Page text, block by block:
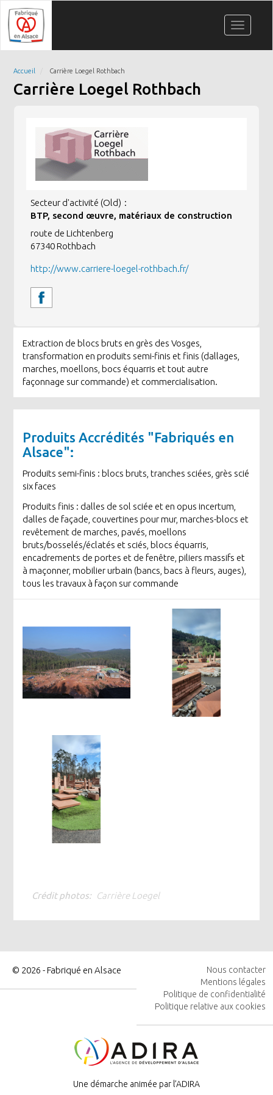
Aller
au
contenu
principal
Toggle
Accueil Carrière Loegel Rothbach
Carrière Loegel Rothbach
Secteur d'activité (Old)
BTP, second œuvre, matériaux de construction
route de Lichtenberg
67340Rothbach
http://www.carriere-loegel-rothbach.fr/
Extraction de blocs bruts en grès des Vosges,
transformation en produits semi-finis et finis (dallages,
marches, moellons, bocs équarris et tout autre
façonnage sur commande) et commercialisation.
Produits Accrédités "Fabriqués en
Alsace":
Produits semi-finis : blocs bruts, tranches sciées, grès scié
six faces
Produits finis : dalles de sol sciée et en opus incertum,
dalles de façade, couvertines pour mur, marches-blocs et
revêtement de marches, pavés, moellons
bruts/bosselés/éclatés et sciés, blocs équarris,
encadrements de portes et de fenêtre, piliers massifs et
à maçonner, mobilier urbain (bancs, bacs à fleurs, auges),
tous les travaux à façon sur commande
Crédit photos Carrière Loegel
© 2026 - Fabriqué en Alsace
PIED
DE
PAGE
Nous contacter
Mentions légales
Politique de confidentialité
Politique relative aux cookies
Une démarche animée par l’ADIRA
Panneau de gestion des cookies